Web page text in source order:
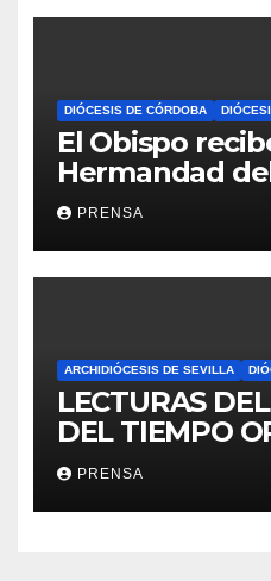
DIÓCESIS DE CÓRDOBA
El Obispo
Hermandad
PRENSA
ARCHIDIÓCESIS DE SEVILLA
LECTURAS
DEL TIEMPO
PRENSA